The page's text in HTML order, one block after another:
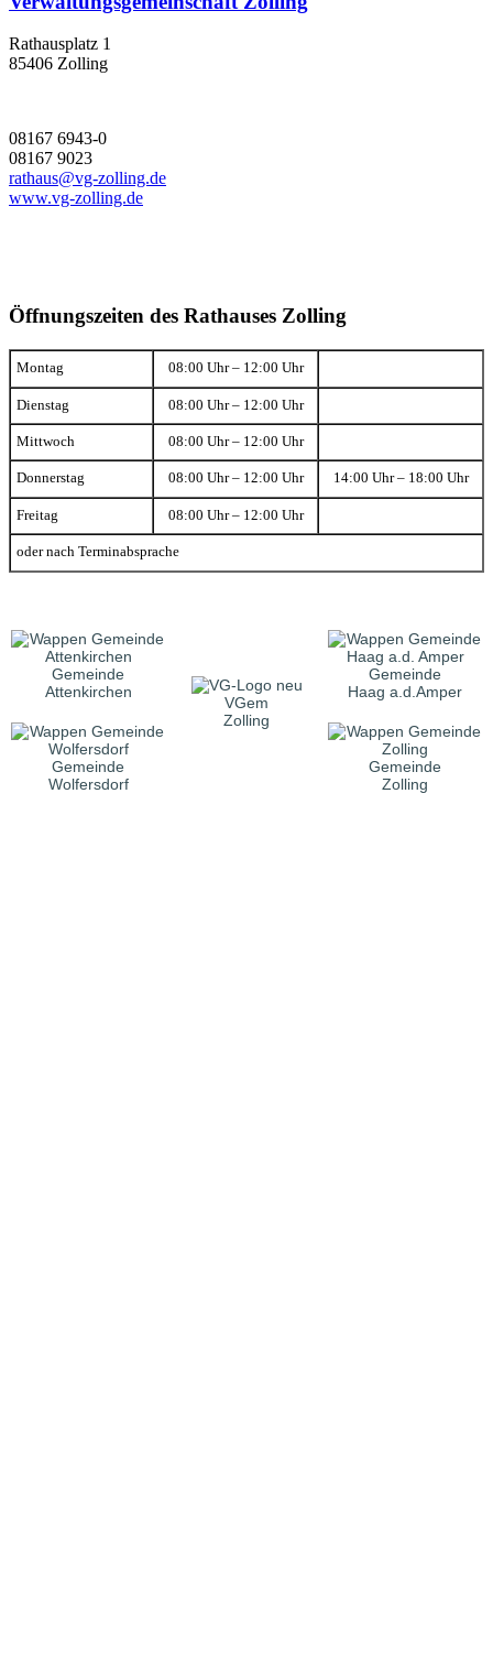
Rathausplatz 1
85406 Zolling
08167 6943-0
08167 9023
rathaus@vg-zolling.de
www.vg-zolling.de
Öffnungszeiten des Rathauses Zolling
Montag 08:00 Uhr – 12:00 Uhr
Dienstag 08:00 Uhr – 12:00 Uhr
Mittwoch 08:00 Uhr – 12:00 Uhr
Donnerstag 08:00 Uhr – 12:00 Uhr 14:00 Uhr – 18:00 Uhr
Freitag 08:00 Uhr – 12:00 Uhr
oder nach Terminabsprache
Gemeinde
Attenkirchen
VGem
Zolling
Gemeinde
Haag a.d.Amper
Gemeinde
Wolfersdorf
Gemeinde
Zolling